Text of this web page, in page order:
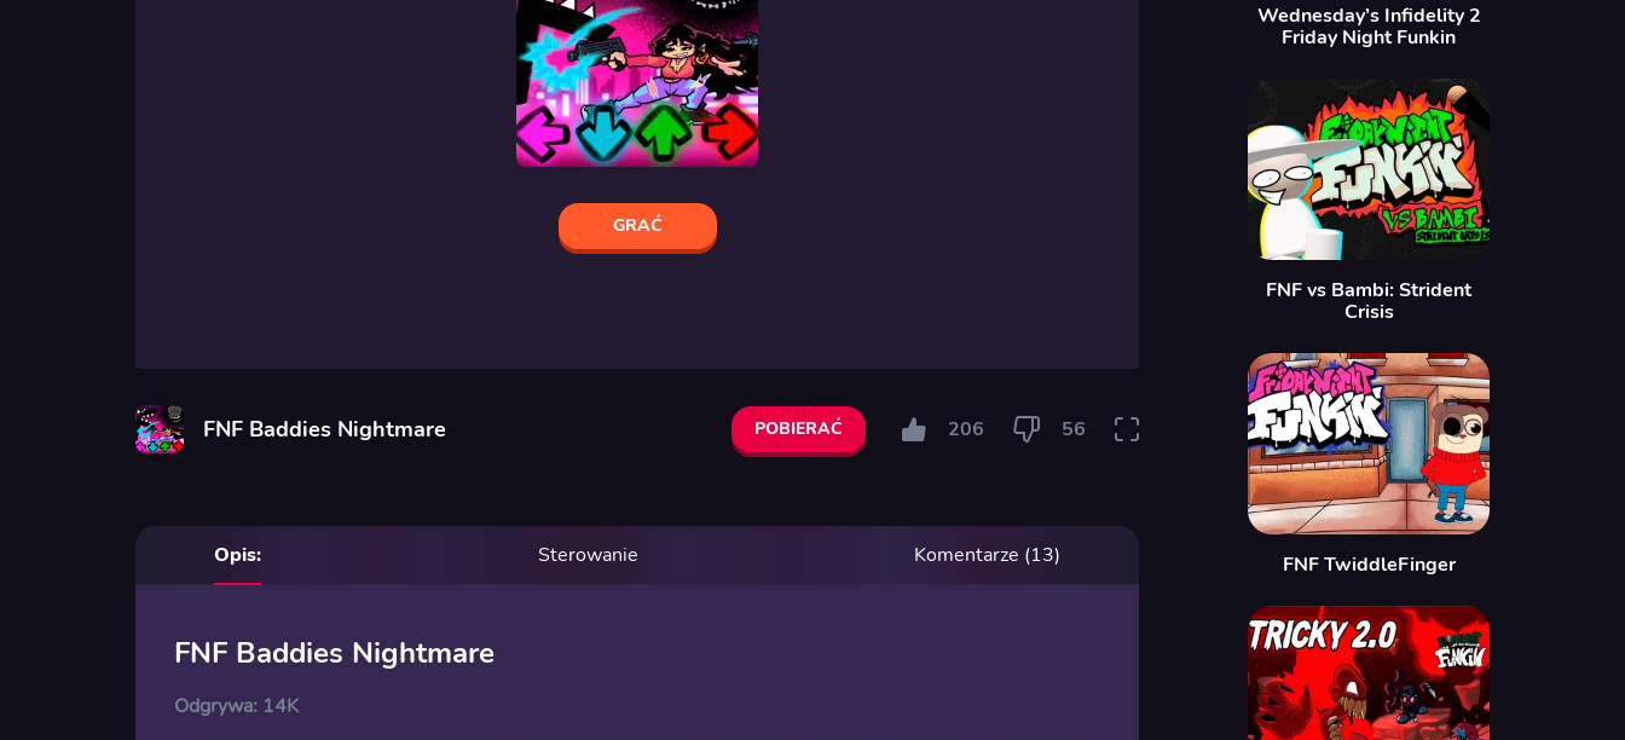
GRAĆ
FNF Baddies Nightmare POBIERAĆ 206 56
Opis: Sterowanie Komentarze (13)
FNF Baddies Nightmare
Odgrywa: 14K
Wednesday’s Infidelity 2
Friday Night Funkin
FNF vs Bambi: Strident
Crisis
FNF TwiddleFinger